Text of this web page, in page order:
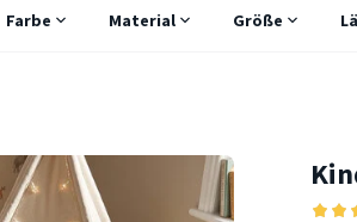
Farbe Material Größe